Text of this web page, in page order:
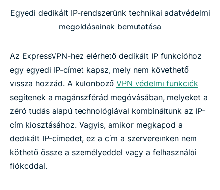
Egyedi dedikált IP-rendszerünk technikai adatvédelmi
megoldásainak bemutatása
Az ExpressVPN-hez elérhető dedikált IP funkcióhoz
egy egyedi IP-címet kapsz, mely nem követhető
vissza hozzád. A különböző VPN védelmi funkciók
segítenek a magánszférád megóvásában, melyeket a
zéró tudás alapú technológiával kombináltunk az IP-
cím kiosztásához. Vagyis, amikor megkapod a
dedikált IP-címedet, ez a cím a szervereinken nem
köthető össze a személyeddel vagy a felhasználói
fiókoddal.